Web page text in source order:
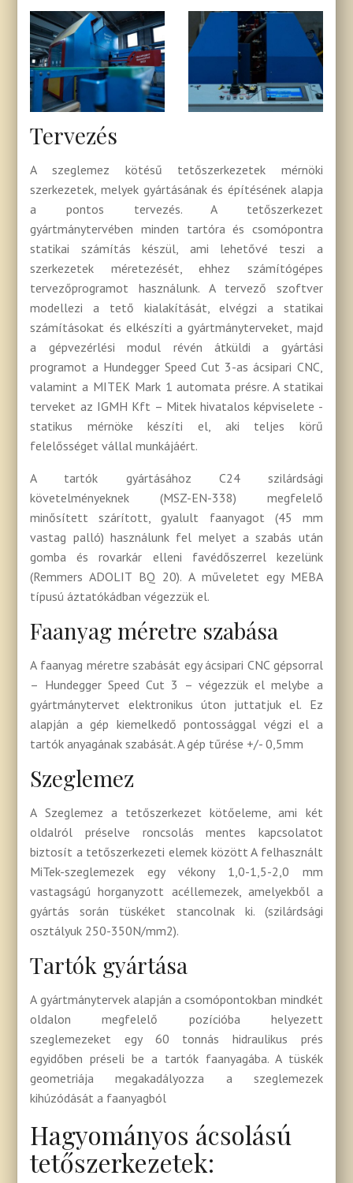
Tervezés
A szeglemez kötésű tetőszerkezetek mérnöki
szerkezetek, melyek gyártásának és építésének alapja
a pontos tervezés. A tetőszerkezet
gyártmánytervében minden tartóra és csomópontra
statikai számítás készül, ami lehetővé teszi a
szerkezetek méretezését, ehhez számítógépes
tervezőprogramot használunk. A tervező szoftver
modellezi a tető kialakítását, elvégzi a statikai
számításokat és elkészíti a gyártmányterveket, majd
a gépvezérlési modul révén átküldi a gyártási
programot a Hundegger Speed Cut 3-as ácsipari CNC,
valamint a MITEK Mark 1 automata présre. A statikai
terveket az IGMH Kft – Mitek hivatalos képviselete -
statikus mérnöke készíti el, aki teljes körű
felelősséget vállal munkájáért.
A tartók gyártásához C24 szilárdsági
követelményeknek (MSZ-EN-338) megfelelő
minősített szárított, gyalult faanyagot (45 mm
vastag palló) használunk fel melyet a szabás után
gomba és rovarkár elleni favédőszerrel kezelünk
(Remmers ADOLIT BQ 20). A műveletet egy MEBA
típusú áztatókádban végezzük el.
Faanyag méretre szabása
A faanyag méretre szabását egy ácsipari CNC gépsorral
– Hundegger Speed Cut 3 – végezzük el melybe a
gyártmánytervet elektronikus úton juttatjuk el. Ez
alapján a gép kiemelkedő pontossággal végzi el a
tartók anyagának szabását. A gép tűrése +/- 0,5mm
Szeglemez
A Szeglemez a tetőszerkezet kötőeleme, ami két
oldalról préselve roncsolás mentes kapcsolatot
biztosít a tetőszerkezeti elemek között A felhasznált
MiTek-szeglemezek egy vékony 1,0-1,5-2,0 mm
vastagságú horganyzott acéllemezek, amelyekből a
gyártás során tüskéket stancolnak ki. (szilárdsági
osztályuk 250-350N/mm2).
Tartók gyártása
A gyártmánytervek alapján a csomópontokban mindkét
oldalon megfelelő pozícióba helyezett
szeglemezeket egy 60 tonnás hidraulikus prés
egyidőben préseli be a tartók faanyagába. A tüskék
geometriája megakadályozza a szeglemezek
kihúzódását a faanyagból
Hagyományos ácsolású
tetőszerkezetek: